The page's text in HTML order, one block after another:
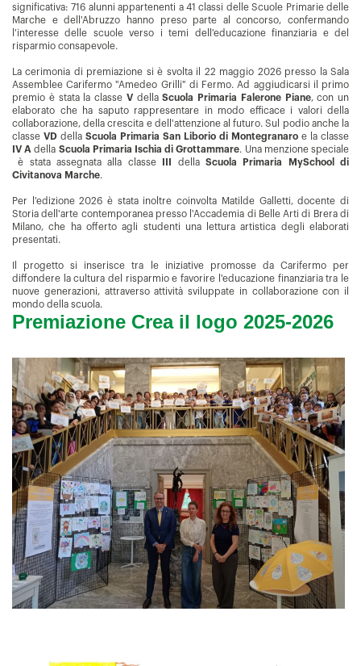
significativa: 716 alunni appartenenti a 41 classi delle Scuole Primarie delle
Marche e dell'Abruzzo hanno preso parte al concorso, confermando
l'interesse delle scuole verso i temi dell'educazione finanziaria e del
risparmio consapevole.
La cerimonia di premiazione si è svolta il 22 maggio 2026 presso la Sala
Assemblee Carifermo "Amedeo Grilli" di Fermo. Ad aggiudicarsi il primo
premio è stata la classe VdellaScuola Primaria Falerone Piane, con un
elaborato che ha saputo rappresentare in modo efficace i valori della
collaborazione, della crescita e dell'attenzione al futuro. Sul podio anche la
classe VD della Scuola Primaria San Liborio di Montegranaro e la classe
IV Adella Scuola Primaria Ischia di Grottammare. Una menzione speciale
è stata assegnata alla classe
della Scuola Primaria MySchool di
Civitanova Marche.
Per l'edizione 2026 è stata inoltre coinvolta Matilde Galletti, docente di
Storia dell'arte contemporanea presso l'Accademia di Belle Arti di Brera di
Milano, che ha offerto agli studenti una lettura artistica degli elaborati
presentati.
Il progetto si inserisce tra le iniziative promosse da Carifermo per
diffondere la cultura del risparmio e favorire l'educazione finanziaria tra le
nuove generazioni, attraverso attività sviluppate in collaborazione con il
mondo della scuola.
Premiazione Crea il logo 2025-2026